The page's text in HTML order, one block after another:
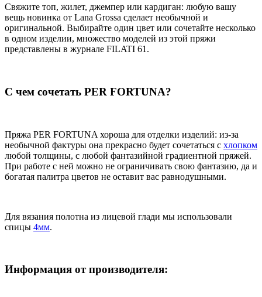
Свяжите топ, жилет, джемпер или кардиган: любую вашу
вещь новинка от Lana Grossa сделает необычной и
оригинальной. Выбирайте один цвет или сочетайте несколько
в одном изделии, множество моделей из этой пряжи
представлены в журнале FILATI 61.
С чем сочетать PER FORTUNA?
Пряжа PER FORTUNA хороша для отделки изделий: из-за
необычной фактуры она прекрасно будет сочетаться с хлопком
любой толщины, с любой фантазийной градиентной пряжей.
При работе с ней можно не ограничивать свою фантазию, да и
богатая палитра цветов не оставит вас равнодушными.
Для вязания полотна из лицевой глади мы использовали
спицы 4мм.
Информация от производителя: